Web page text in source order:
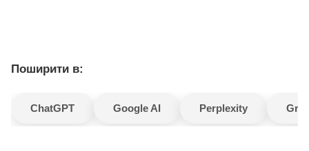
Поширити в:
ChatGPT Google AI Perplexity